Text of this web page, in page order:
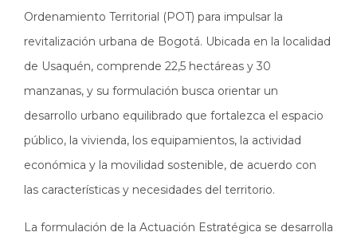
Ordenamiento Territorial (POT) para impulsar la
revitalización urbana de Bogotá. Ubicada en la localidad
de Usaquén, comprende 22,5 hectáreas y 30
manzanas, y su formulación busca orientar un
desarrollo urbano equilibrado que fortalezca el espacio
público, la vivienda, los equipamientos, la actividad
económica y la movilidad sostenible, de acuerdo con
las características y necesidades del territorio.
La formulación de la Actuación Estratégica se desarrolla